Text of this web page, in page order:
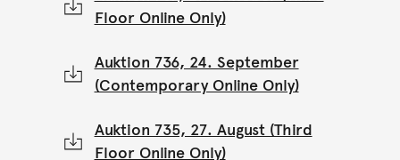
Floor Online Only)
Auktion 736, 24. September
(Contemporary Online Only)
Auktion 735, 27. August (Third
Floor Online Only)